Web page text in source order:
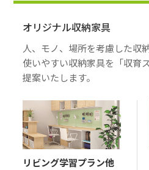
オリジナル収納家具
人、モノ、場所を考慮した収
使いやすい収納家具を「収育
提案いたします。
リビング学習プラン他